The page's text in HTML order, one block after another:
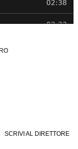
SCRIVI AL DIRETTORE